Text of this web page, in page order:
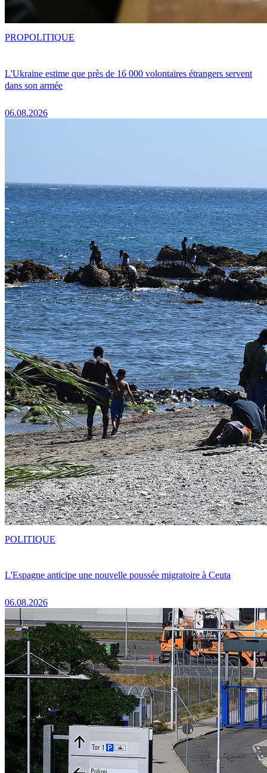
L'Ukraine estime que près de 16 000 volontaires étrangers servent
dans son armée
06.08.2026
PROPOLITIQUE
L'Espagne anticipe une nouvelle poussée migratoire à Ceuta
06.08.2026
POLITIQUE